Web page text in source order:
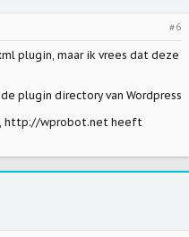
#6
plugin, maar ik vrees dat deze
plugin directory van Wordpress
http://wprobot.net heeft